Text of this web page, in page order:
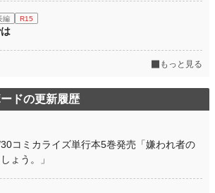
編 R15
もっと見る
ドの更新履歴
コミカライズ単行本5巻発売「嫌われ者の
ょう。」